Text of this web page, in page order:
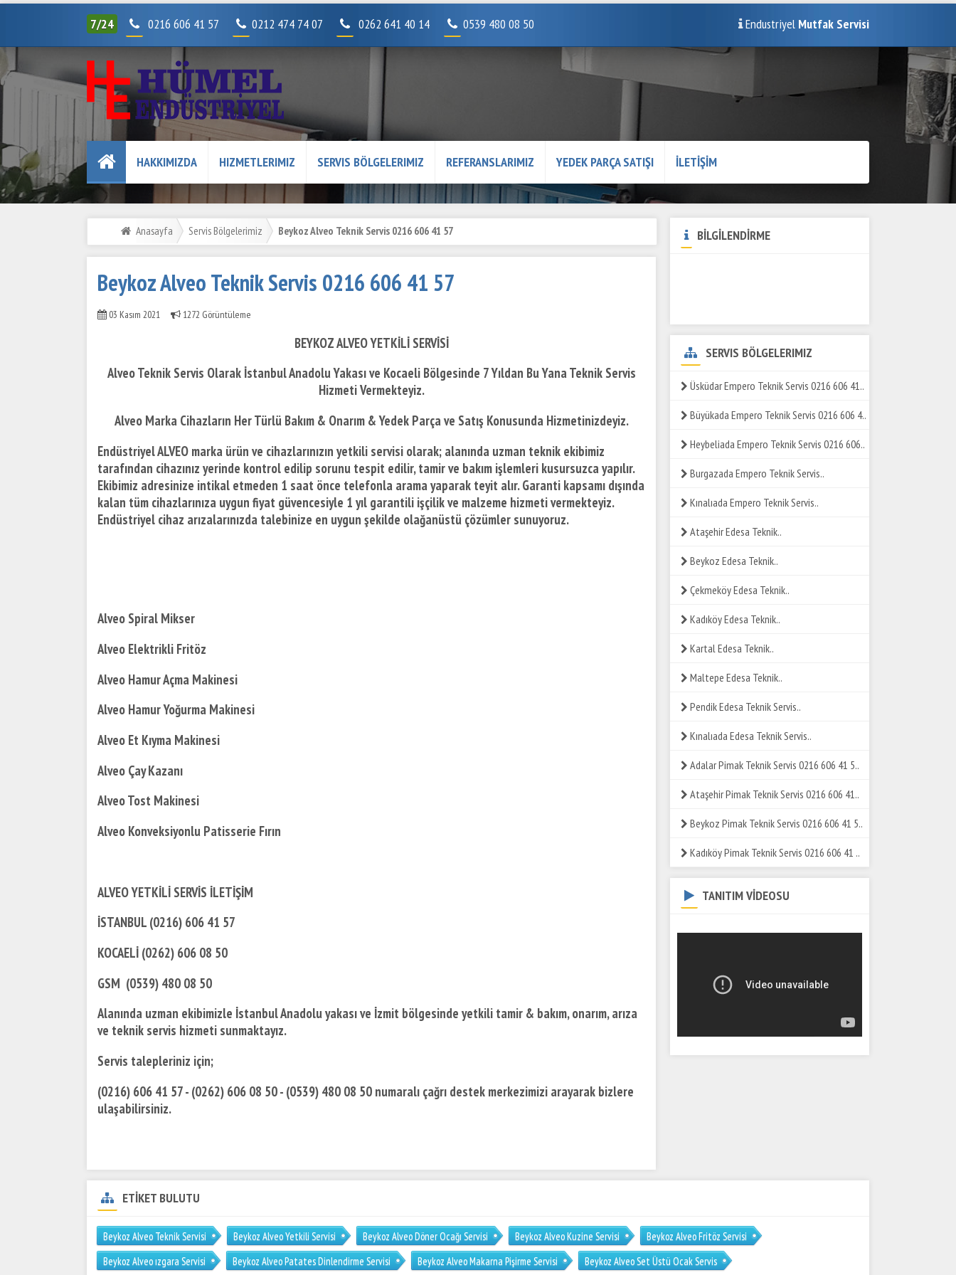
7/24 0216 606 41 57 0212 474 74 07 0262 641 40 14 0539 480 08 50 Endustriyel Mutfak Servisi
HAKKIMIZDA HIZMETLERIMIZ SERVIS BÖLGELERIMIZ REFERANSLARIMIZ YEDEK PARÇA SATIŞI İLETİŞİM
Anasayfa Servis Bölgelerimiz Beykoz Alveo Teknik Servis 0216 606 41 57
Beykoz Alveo Teknik Servis 0216 606 41 57
03 Kasım 2021 1272 Görüntüleme
BEYKOZ ALVEO YETKİLİ SERVİSİ
Alveo Teknik Servis Olarak İstanbul Anadolu Yakası ve Kocaeli Bölgesinde 7 Yıldan Bu Yana Teknik Servis
Hizmeti Vermekteyiz.
Alveo Marka Cihazların Her Türlü Bakım & Onarım & Yedek Parça ve Satış Konusunda Hizmetinizdeyiz.
Endüstriyel ALVEO marka ürün ve cihazlarınızın yetkili servisi olarak; alanında uzman teknik ekibimiz
tarafından cihazınız yerinde kontrol edilip sorunu tespit edilir, tamir ve bakım işlemleri kusursuzca yapılır.
Ekibimiz adresinize intikal etmeden 1 saat önce telefonla arama yaparak teyit alır. Garanti kapsamı dışında
kalan tüm cihazlarınıza uygun fiyat güvencesiyle 1 yıl garantili işçilik ve malzeme hizmeti vermekteyiz.
Endüstriyel cihaz arızalarınızda talebinize en uygun şekilde olağanüstü çözümler sunuyoruz.
Alveo Spiral Mikser
Alveo Elektrikli Fritöz
Alveo Hamur Açma Makinesi
Alveo Hamur Yoğurma Makinesi
Alveo Et Kıyma Makinesi
Alveo Çay Kazanı
Alveo Tost Makinesi
Alveo Konveksiyonlu Patisserie Fırın
ALVEO YETKİLİ SERVİS İLETİŞİM
İSTANBUL (0216) 606 41 57
KOCAELİ (0262) 606 08 50
GSM (0539) 480 08 50
Alanında uzman ekibimizle İstanbul Anadolu yakası ve İzmit bölgesinde yetkili tamir & bakım, onarım, arıza
ve teknik servis hizmeti sunmaktayız.
Servis talepleriniz için;
(0216) 606 41 57 - (0262) 606 08 50 - (0539) 480 08 50 numaralı çağrı destek merkezimizi arayarak bizlere
ulaşabilirsiniz.
BİLGİLENDİRME
SERVIS BÖLGELERIMIZ
Üsküdar Empero Teknik Servis 0216 606 41..
Büyükada Empero Teknik Servis 0216 606 4..
Heybeliada Empero Teknik Servis 0216 606..
Burgazada Empero Teknik Servis..
Kınalıada Empero Teknik Servis..
Ataşehir Edesa Teknik..
Beykoz Edesa Teknik..
Çekmeköy Edesa Teknik..
Kadıköy Edesa Teknik..
Kartal Edesa Teknik..
Maltepe Edesa Teknik..
Pendik Edesa Teknik Servis..
Kınalıada Edesa Teknik Servis..
Adalar Pimak Teknik Servis 0216 606 41 5..
Ataşehir Pimak Teknik Servis 0216 606 41..
Beykoz Pimak Teknik Servis 0216 606 41 5..
Kadıköy Pimak Teknik Servis 0216 606 41 ..
TANITIM VİDEOSU
ETİKET BULUTU
Beykoz Alveo Teknik Servisi Beykoz Alveo Yetkili Servisi Beykoz Alveo Döner Ocağı Servisi Beykoz Alveo Kuzine Servisi
Beykoz Alveo Fritöz Servisi
Beykoz Alveo ızgara Servisi
Beykoz Alveo Patates Dinlendirme Servisi Beykoz Alveo Makarna Pişirme Servisi Beykoz Alveo Set Üstü Ocak Servis